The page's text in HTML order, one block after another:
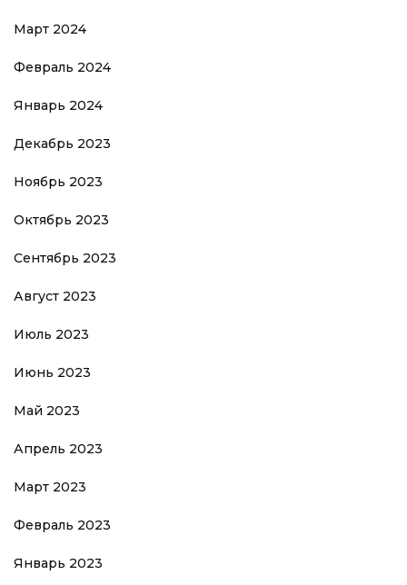
Март 2024
Февраль 2024
Январь 2024
Декабрь 2023
Ноябрь 2023
Октябрь 2023
Сентябрь 2023
Август 2023
Июль 2023
Июнь 2023
Май 2023
Апрель 2023
Март 2023
Февраль 2023
Январь 2023